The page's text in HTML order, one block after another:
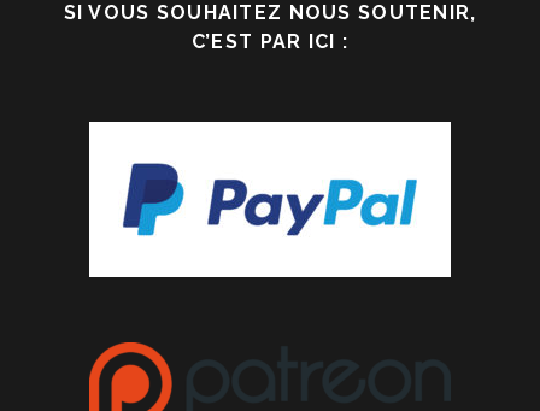
SI VOUS SOUHAITEZ NOUS SOUTENIR,
C’EST PAR ICI :